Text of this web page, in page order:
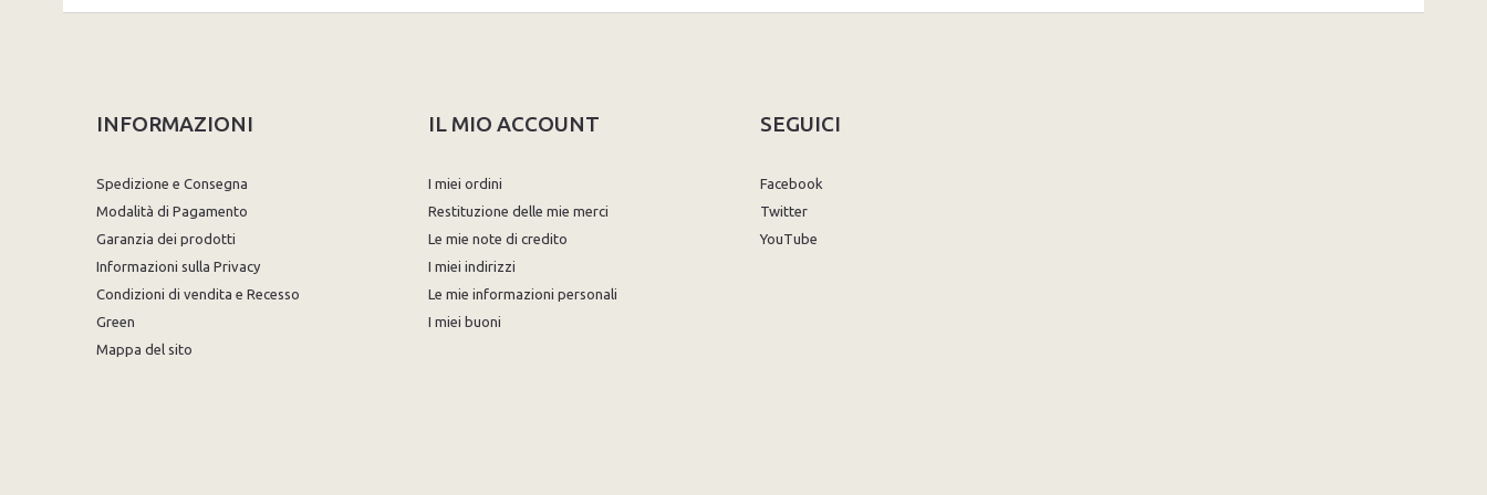
INFORMAZIONI
Spedizione e Consegna
Modalità di Pagamento
Garanzia dei prodotti
Informazioni sulla Privacy
Condizioni di vendita e Recesso
Green
Mappa del sito
IL MIO ACCOUNT
I miei ordini
Restituzione delle mie merci
Le mie note di credito
I miei indirizzi
Le mie informazioni personali
I miei buoni
SEGUICI
Facebook
Twitter
YouTube